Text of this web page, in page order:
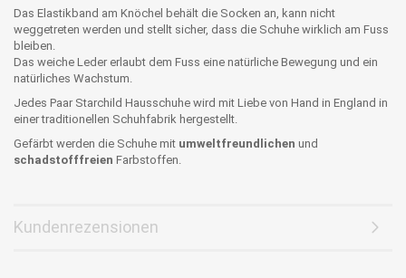
Das Elastikband am Knöchel behält die Socken an, kann nicht
weggetreten werden und stellt sicher, dass die Schuhe wirklich am Fuss
bleiben.
Das weiche Leder erlaubt dem Fuss eine natürliche Bewegung und ein
natürliches Wachstum.
Jedes Paar Starchild Hausschuhe wird mit Liebe von Hand in England in
einer traditionellen Schuhfabrik hergestellt.
Gefärbt werden die Schuhe mit umweltfreundlichen und
schadstofffreien Farbstoffen.
Kundenrezensionen